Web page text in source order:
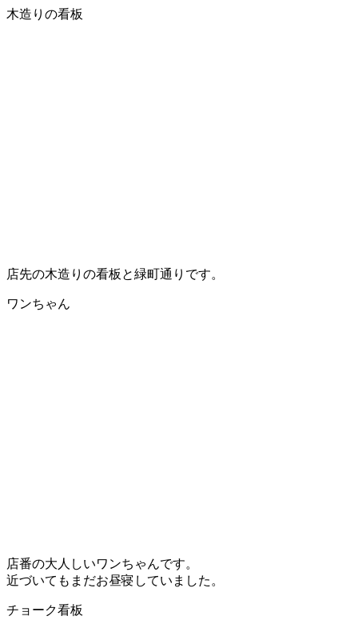
木造りの看板
店先の木造りの看板と緑町通りです。
ワンちゃん
店番の大人しいワンちゃんです。
近づいてもまだお昼寝していました。
チョーク看板